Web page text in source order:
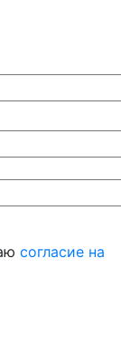
согласие на